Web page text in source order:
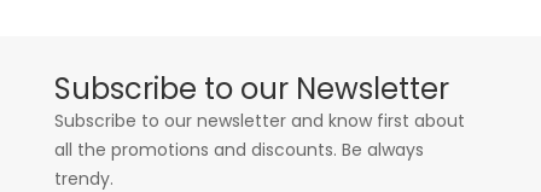
Subscribe to our Newsletter
Subscribe to our newsletter and know first about
all the promotions and discounts. Be always
trendy.